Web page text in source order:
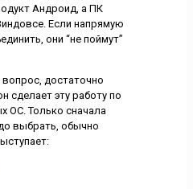
Андроид, а ПК
Если напрямую
они “не поймут”
достаточно
сделает эту работу по
ОС. Только сначала
выбрать, обычно